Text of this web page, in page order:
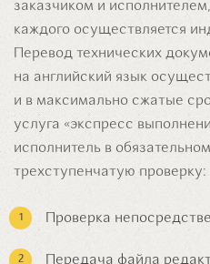
заказчиком и
каждого осуществляется
Перевод технических
на английский язык
и в максимально сжатые
услуга «экспресс
исполнитель в
трехступенчатую проверку:
Проверка
Передача файла